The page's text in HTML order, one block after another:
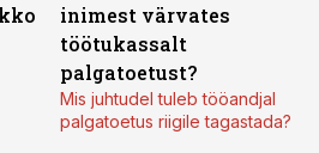
inimest värvates
töötukassalt
palgatoetust?
Mis juhtudel tuleb tööandjal
palgatoetus riigile tagastada?